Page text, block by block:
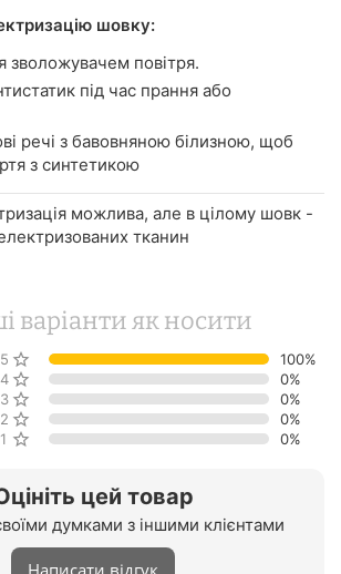
шовку:
зволожувачем повітря.
під час прання або
речі з бавовняною білизною, щоб
з синтетикою
можлива, але в цілому шовк -
тканин
варіанти як носити
цей товар
думками з іншими клієнтами
Написати відгук
5 зірок
100%
4 зірки
0%
3 зірки
0%
2 зірки
0%
1 зірка
0%